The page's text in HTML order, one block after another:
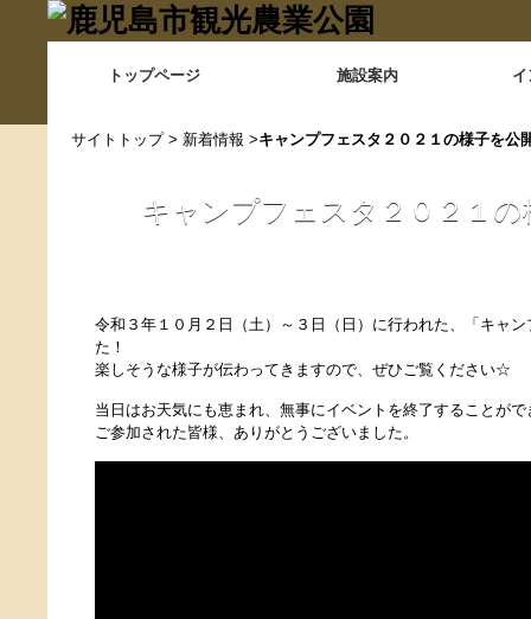
トップページ 施設案内
サイトトップ> 新着情報 >キャンプフェスタ２０２１の様子を公
キャンプフェスタ２０２１
令和３年１０月２日（土）～３日（日）に行われた、「キャ
た！
楽しそうな様子が伝わってきますので、ぜひご覧ください☆
当日はお天気にも恵まれ、無事にイベントを終了することがで
ご参加された皆様、ありがとうございました。